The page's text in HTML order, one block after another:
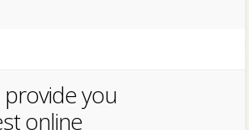
you
online